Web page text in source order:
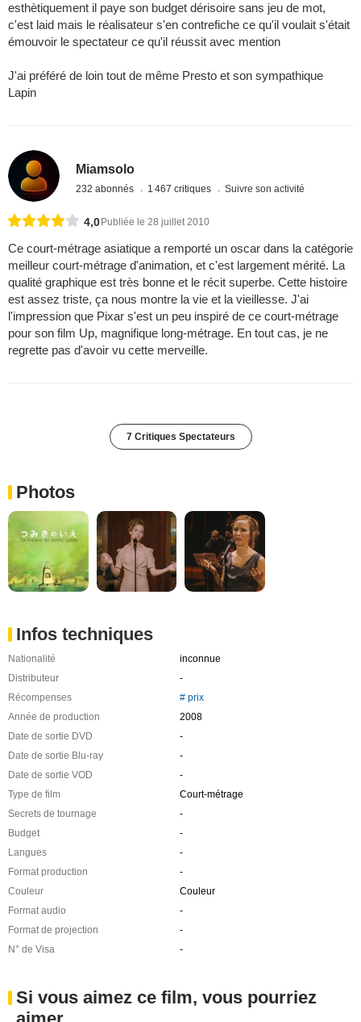
esthètiquement il paye son budget dérisoire sans jeu de mot,
c'est laid mais le réalisateur s'en contrefiche ce qu'il voulait s'était
émouvoir le spectateur ce qu'il réussit avec mention
J'ai préféré de loin tout de même Presto et son sympathique
Lapin
Miamsolo
232 abonnés 1 467 critiques Suivre son activité
4,0 Publiée le 28 juillet 2010
Ce court-métrage asiatique a remporté un oscar dans la catégorie
meilleur court-métrage d'animation, et c'est largement mérité. La
qualité graphique est très bonne et le récit superbe. Cette histoire
est assez triste, ça nous montre la vie et la vieillesse. J'ai
l'impression que Pixar s'est un peu inspiré de ce court-métrage
pour son film Up, magnifique long-métrage. En tout cas, je ne
regrette pas d'avoir vu cette merveille.
7 Critiques Spectateurs
Photos
Infos techniques
Nationalité
inconnue
Distributeur
-
Récompenses
# prix
Année de production
2008
Date de sortie DVD
-
Date de sortie Blu-ray
-
Date de sortie VOD
-
Type de film
Court-métrage
Secrets de tournage
-
Budget
-
Langues
-
Format production
-
Couleur
Couleur
Format audio
-
Format de projection
-
N° de Visa
-
Si vous aimez ce film, vous pourriez